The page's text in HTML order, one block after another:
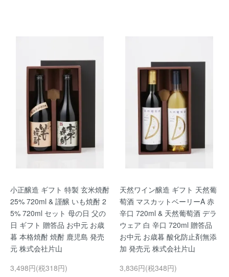
小正醸造 ギフト 特製 玄米焼酎
25% 720ml & 謹醸 いも焼酎 2
5% 720ml セット 母の日 父の
日 ギフト 贈答品 お中元 お歳
暮 本格焼酎 焼酎 鹿児島 発売
元 株式会社片山
3,498円(税318円)
天然ワイン醸造 ギフト 天然葡
萄酒 マスカットベーリーA 赤
辛口 720ml & 天然葡萄酒 デラ
ウェア 白 辛口 720ml 贈答品
お中元 お歳暮 酸化防止剤無添
加 発売元 株式会社片山
3,836円(税348円)